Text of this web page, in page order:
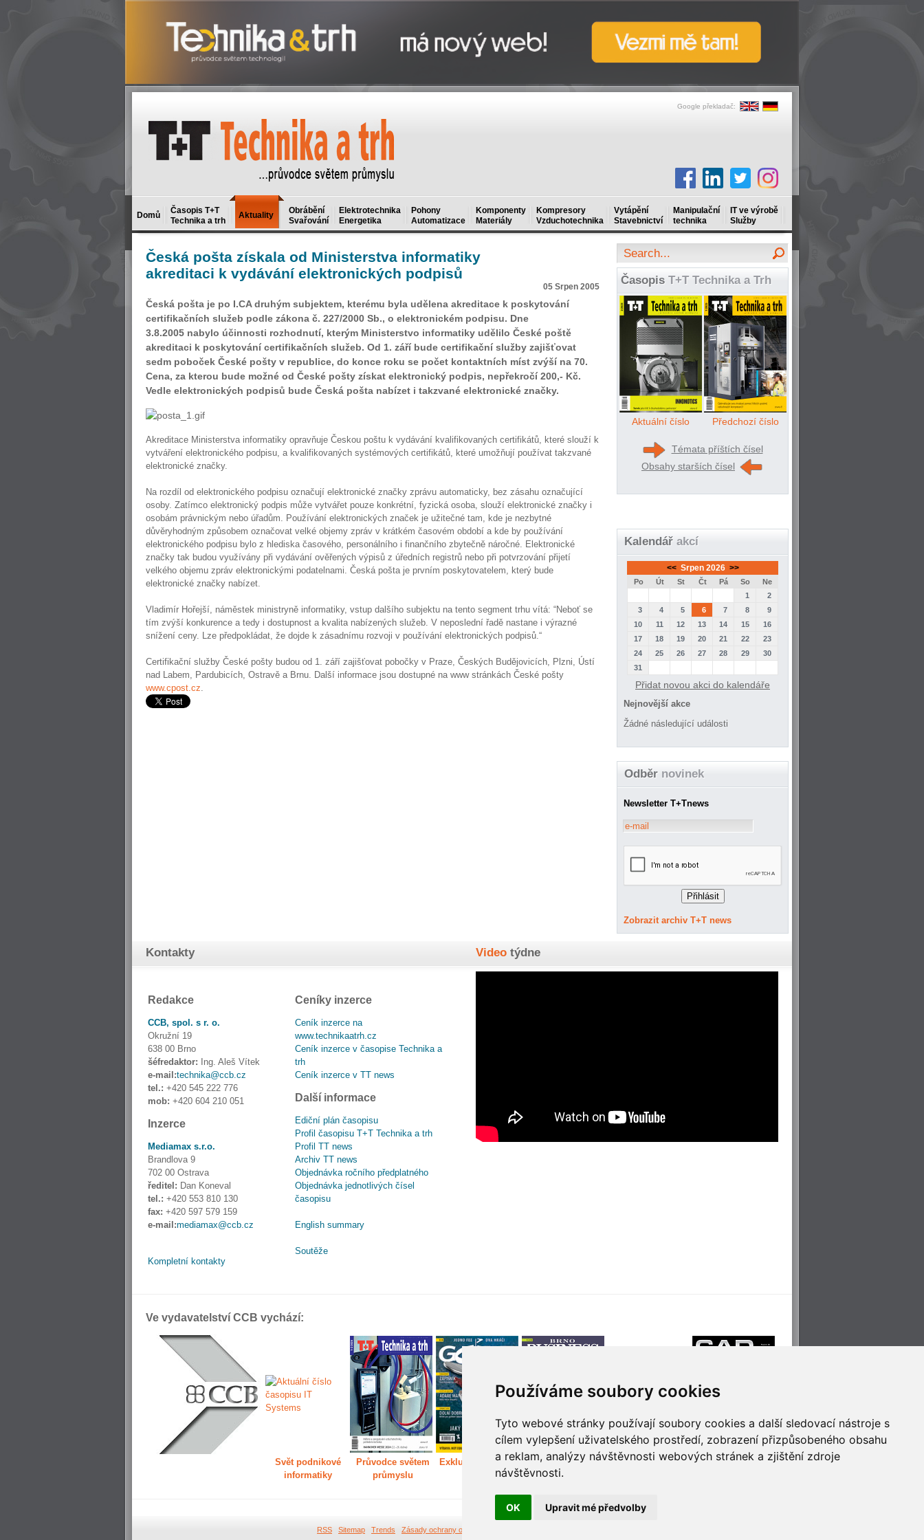
Používáme soubory cookies
Tyto webové stránky používají soubory cookies a další sledovací nástroje s
cílem vylepšení uživatelského prostředí, zobrazení přizpůsobeného obsahu
a reklam, analýzy návštěvnosti webových stránek a zjištění zdroje
návštěvnosti.
OK Upravit mé předvolby
Google překladač:
Domů
Časopis T+T
Technika a trh
Aktuality
Obrábění
Svařování
Elektrotechnika
Energetika
Pohony
Automatizace
Komponenty
Materiály
Kompresory
Vzduchotechnika
Vytápění
Stavebnictví
Manipulační
technika
IT ve výrobě
Služby
Česká pošta získala od Ministerstva informatiky
akreditaci k vydávání elektronických podpisů
05 Srpen 2005
Česká pošta je po I.CA druhým subjektem, kterému byla udělena akreditace k poskytování
certifikačních služeb podle zákona č. 227/2000 Sb., o elektronickém podpisu. Dne
3.8.2005 nabylo účinnosti rozhodnutí, kterým Ministerstvo informatiky udělilo České poště
akreditaci k poskytování certifikačních služeb. Od 1. září bude certifikační služby zajišťovat
sedm poboček České pošty v republice, do konce roku se počet kontaktních míst zvýší na 70.
Cena, za kterou bude možné od České pošty získat elektronický podpis, nepřekročí 200,- Kč.
Vedle elektronických podpisů bude Česká pošta nabízet i takzvané elektronické značky.
Akreditace Ministerstva informatiky opravňuje Českou poštu k vydávání kvalifikovaných certifikátů, které slouží k
vytváření elektronického podpisu, a kvalifikovaných systémových certifikátů, které umožňují používat takzvané
elektronické značky.
Na rozdíl od elektronického podpisu označují elektronické značky zprávu automaticky, bez zásahu označující
osoby. Zatímco elektronický podpis může vytvářet pouze konkrétní, fyzická osoba, slouží elektronické značky i
osobám právnickým nebo úřadům. Používání elektronických značek je užitečné tam, kde je nezbytné
důvěryhodným způsobem označovat velké objemy zpráv v krátkém časovém období a kde by používání
elektronického podpisu bylo z hlediska časového, personálního i finančního zbytečně náročné. Elektronické
značky tak budou využívány při vydávání ověřených výpisů z úředních registrů nebo při potvrzování přijetí
velkého objemu zpráv elektronickými podatelnami. Česká pošta je prvním poskytovatelem, který bude
elektronické značky nabízet.
Vladimír Hořejší, náměstek ministryně informatiky, vstup dalšího subjektu na tento segment trhu vítá: “Neboť se
tím zvýší konkurence a tedy i dostupnost a kvalita nabízených služeb. V neposlední řadě nastane i výrazné
snížení ceny. Lze předpokládat, že dojde k zásadnímu rozvoji v používání elektronických podpisů.“
Certifikační služby České pošty budou od 1. září zajišťovat pobočky v Praze, Českých Budějovicích, Plzni, Ústí
nad Labem, Pardubicích, Ostravě a Brnu. Další informace jsou dostupné na www stránkách České pošty
www.cpost.cz.
Časopis T+T Technika a Trh
Aktuální číslo Předchozí číslo
Témata příštích čísel
Obsahy starších čísel
Kalendář akcí
<< Srpen 2026 >>
Po Út St Čt Pá So
Ne
1
2
3
4 5 6 7 8
9
10
11 12 13 14 15
16
17
18 19 20 21 22
23
24
25 26 27 28 29
30
31
Přidat novou akci do kalendáře
Nejnovější akce
Žádné následující události
Odběr novinek
Newsletter T+Tnews
Zobrazit archiv T+T news
Kontakty
Redakce
CCB, spol. s r. o.
Okružní 19
638 00 Brno
šéfredaktor: Ing. Aleš Vítek
e-mail:technika@ccb.cz
tel.: +420 545 222 776
mob: +420 604 210 051
Inzerce
Mediamax s.r.o.
Brandlova 9
702 00 Ostrava
ředitel: Dan Koneval
tel.: +420 553 810 130
fax: +420 597 579 159
e-mail:mediamax@ccb.cz
Kompletní kontakty
Ceníky inzerce
Ceník inzerce na
www.technikaatrh.cz
Ceník inzerce v časopise Technika a
trh
Ceník inzerce v TT news
Další informace
Ediční plán časopisu
Profil časopisu T+T Technika a trh
Profil TT news
Archiv TT news
Objednávka ročního předplatného
Objednávka jednotlivých čísel
časopisu
English summary
Soutěže
Video týdne
Ve vydavatelství CCB vychází:
Svět podnikové
informatiky
Průvodce světem
průmyslu
Exkluzivně světem
Děláme Brno větší Příjemné cestování
Technologie pro
RSS Sitemap Trends Zásady ochrany osobních údajů